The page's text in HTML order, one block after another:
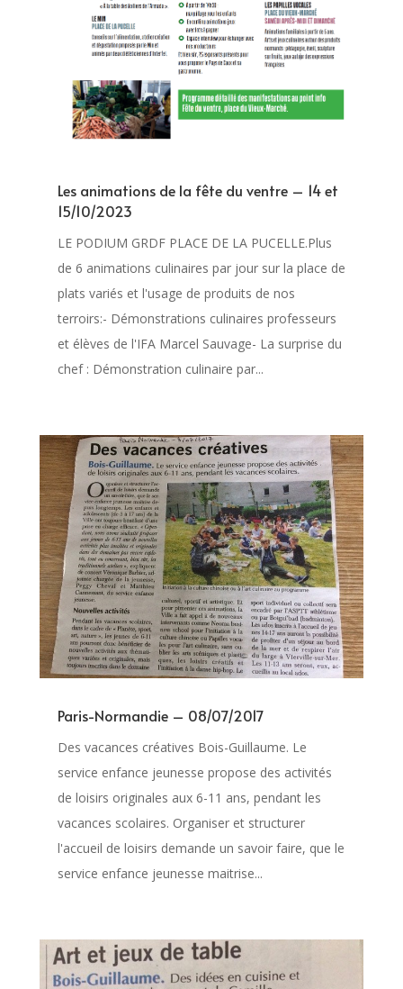
Les animations de la fête du ventre – 14 et
15/10/2023
LE PODIUM GRDF PLACE DE LA PUCELLE.Plus
de 6 animations culinaires par jour sur la place de
plats variés et l'usage de produits de nos
terroirs:- Démonstrations culinaires professeurs
et élèves de l'IFA Marcel Sauvage- La surprise du
chef : Démonstration culinaire par...
Paris-Normandie – 08/07/2017
Des vacances créatives Bois-Guillaume. Le
service enfance jeunesse propose des activités
de loisirs originales aux 6-11 ans, pendant les
vacances scolaires. Organiser et structurer
l'accueil de loisirs demande un savoir faire, que le
service enfance jeunesse maitrise...